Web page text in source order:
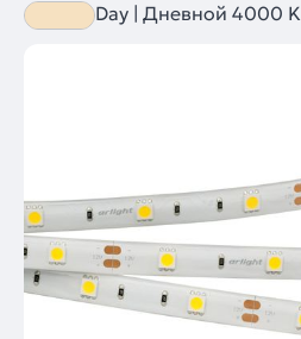
Day | Дневной 4000 K